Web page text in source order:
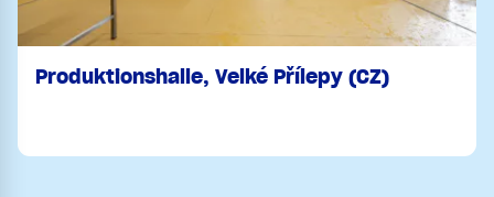
Produktionshalle, Velké Přílepy (CZ)